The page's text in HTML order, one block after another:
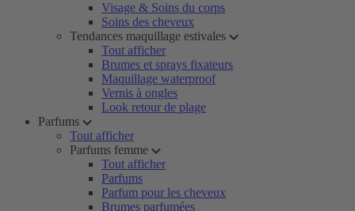
Visage & Soins du corps
Soins des cheveux
Tendances maquillage estivales
Tout afficher
Brumes et sprays fixateurs
Maquillage waterproof
Vernis à ongles
Look retour de plage
Parfums
Tout afficher
Parfums femme
Tout afficher
Parfums
Parfum pour les cheveux
Brumes parfumées